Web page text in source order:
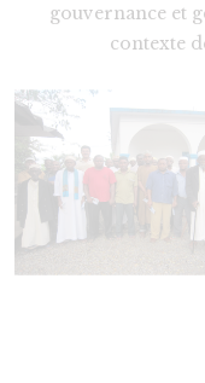
gouvernance et
contexte